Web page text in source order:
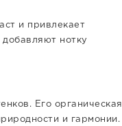
и привлекает
нотку
Его органическая
и гармонии.